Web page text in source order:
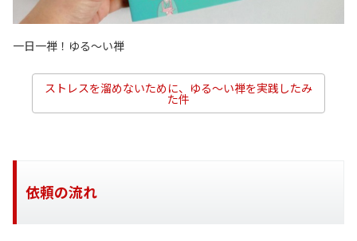
一日一禅！ゆる〜い禅
ストレスを溜めないために、ゆる～い禅を実践したみ
た件
依頼の流れ